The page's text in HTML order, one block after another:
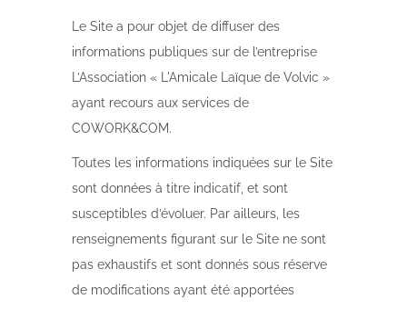
Le Site a pour objet de diffuser des
informations publiques sur de l’entreprise
L’Association « L'Amicale Laïque de Volvic »
ayant recours aux services de
COWORK&COM.
Toutes les informations indiquées sur le Site
sont données à titre indicatif, et sont
susceptibles d’évoluer. Par ailleurs, les
renseignements figurant sur le Site ne sont
pas exhaustifs et sont donnés sous réserve
de modifications ayant été apportées